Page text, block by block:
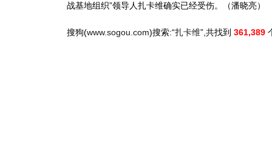
战基地组织”领导人扎卡维确实已经受伤。（潘晓亮）
搜狗(www.sogou.com)搜索:“扎卡维”,共找到 361,389